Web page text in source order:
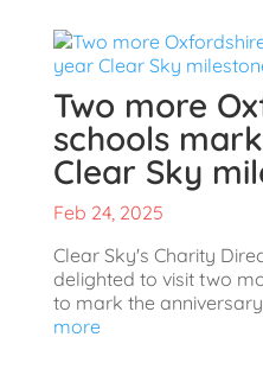
Two more
schools
Clear Sky
Feb 24, 2025
Clear Sky's Charity
delighted to visit two
to mark the
more